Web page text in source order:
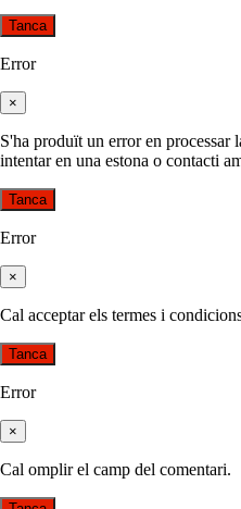
Tanca
Error
×
S'ha produït un error en processar
intentar en una estona o contacti
Tanca
Error
×
Cal acceptar els termes i
Tanca
Error
×
Cal omplir el camp del comentari.